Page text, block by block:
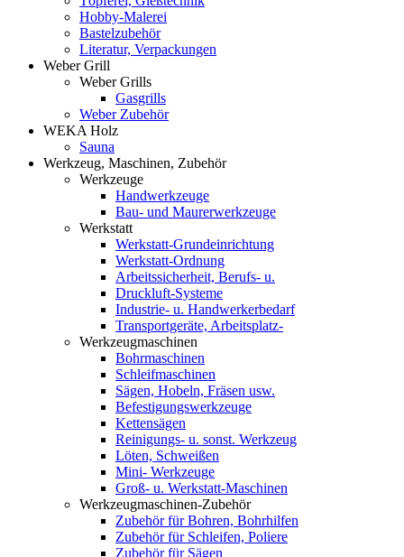
Hobby-Malerei
Bastelzubehör
Literatur, Verpackungen
Weber Grill
Weber Grills
Gasgrills
Weber Zubehör
WEKA Holz
Sauna
Werkzeug, Maschinen, Zubehör
Werkzeuge
Handwerkzeuge
Bau- und Maurerwerkzeuge
Werkstatt
Werkstatt-Grundeinrichtung
Werkstatt-Ordnung
Arbeitssicherheit, Berufs- u.
Druckluft-Systeme
Industrie- u. Handwerkerbedarf
Transportgeräte, Arbeitsplatz-
Werkzeugmaschinen
Bohrmaschinen
Schleifmaschinen
Sägen, Hobeln, Fräsen usw.
Befestigungswerkzeuge
Kettensägen
Reinigungs- u. sonst. Werkzeug
Löten, Schweißen
Mini- Werkzeuge
Groß- u. Werkstatt-Maschinen
Werkzeugmaschinen-Zubehör
Zubehör für Bohren, Bohrhilfen
Zubehör für Schleifen, Poliere
Zubehör für Sägen